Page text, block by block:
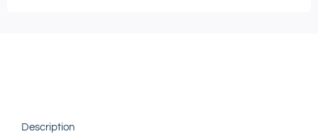
Description